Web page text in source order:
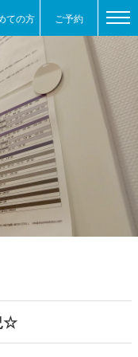
ての方 ご予約
☆